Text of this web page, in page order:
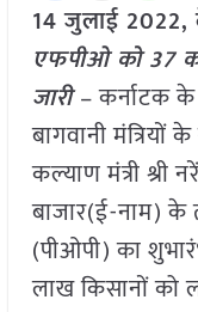
14 जुलाई 2022,
एफपीओ को 37
जारी– कर्नाटक
बागवानी
कल्याण मंत्री श्री
बाजार(ई-नाम) के
(पीओपी) का
लाख किसानों को